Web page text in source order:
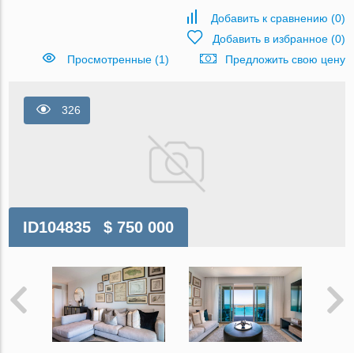
Добавить к сравнению (0)
Добавить в избранное(0)
Просмотренные (1)
Предложить свою цену
326
ID104835 $ 750 000